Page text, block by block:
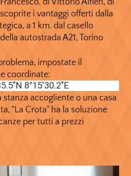
di Vittorio Alfieri, di
i vantaggi offerti dalla
a 1 km. dal casello
autostrada A21, Torino
impostate il
coordinate:
8°15'30.2"E
stanza accogliente o una casa
"La Crota" ha la soluzione
per tutti a prezzi